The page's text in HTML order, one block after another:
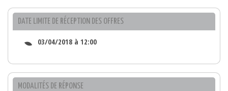
DATE LIMITE DE RÉCEPTION DES OFFRES
03/04/2018 à 12:00
MODALITÉS DE RÉPONSE